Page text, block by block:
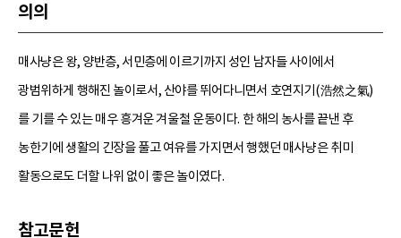
의의
매사냥은 왕, 양반층, 서민층에 이르기까지 성인 남자들 사이에서
광범위하게 행해진 놀이로서, 산야를 뛰어다니면서 호연지기(浩然之氣)
를 기를 수 있는 매우 흥겨운 겨울철 운동이다. 한 해의 농사를 끝낸 후
농한기에 생활의 긴장을 풀고 여유를 가지면서 행했던 매사냥은 취미
활동으로도 더할 나위 없이 좋은 놀이였다.
참고문헌